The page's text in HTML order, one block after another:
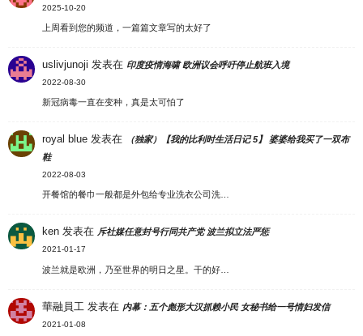
2025-10-20
上周看到您的频道，一篇篇文章写的太好了
uslivjunoji 发表在 印度疫情海啸 欧洲议会呼吁停止航班入境
2022-08-30
新冠病毒一直在变种，真是太可怕了
royal blue 发表在
（独家）【我的比利时生活日记 5】 婆婆给我买了一双布
鞋
2022-08-03
开餐馆的餐巾一般都是外包给专业洗衣公司洗…
ken 发表在 斥社媒任意封号行同共产党 波兰拟立法严惩
2021-01-17
波兰就是欧洲，乃至世界的明日之星。干的好…
華融員工 发表在 内幕：五个彪形大汉抓赖小民 女秘书给一号情妇发信
2021-01-08